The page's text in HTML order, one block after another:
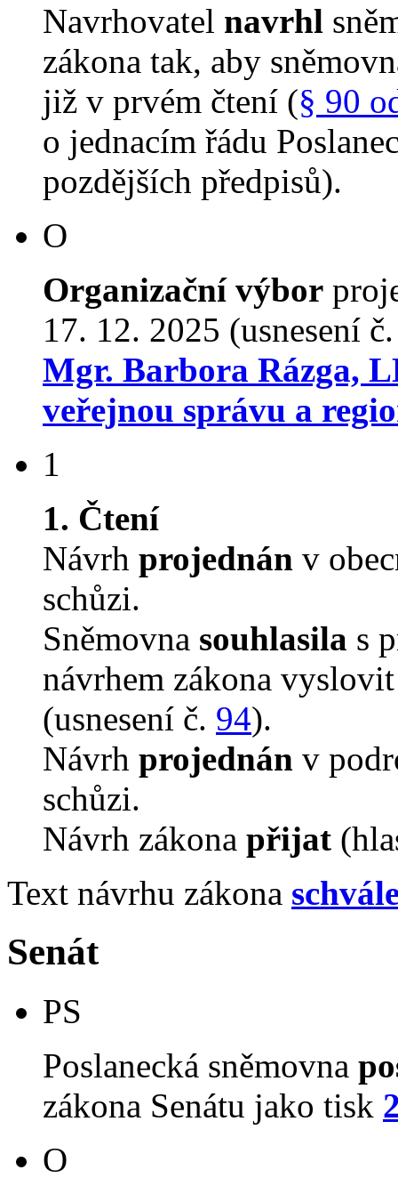
Navrhovatel navrhl
zákona tak, aby
již v prvém čtení (§ 90
o jednacím řádu
pozdějších předpisů).
O
Organizační výbor
17. 12. 2025 (usnesení
Mgr. Barbora Rázga,
veřejnou správu a
1
1. Čtení
Návrh projednán v
schůzi.
Sněmovna souhlasila s
návrhem zákona
(usnesení č. 94).
Návrh projednán v
schůzi.
Návrh zákona přijat
Text návrhu zákona
Senát
PS
Poslanecká sněmovna
zákona Senátu jako tisk
O